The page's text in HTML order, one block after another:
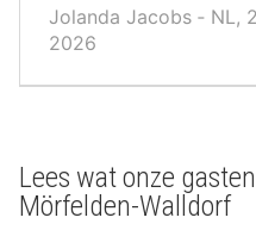
Jolanda Jacobs ‐ NL,
2026
Lees wat onze
Mörfelden-Walldorf